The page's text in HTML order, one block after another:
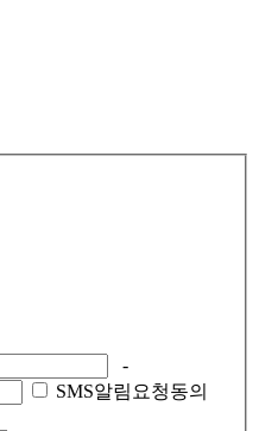
-
SMS알림요청동의